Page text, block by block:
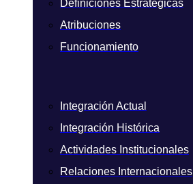
Definiciones Estratégicas
Atribuciones
Funcionamiento
Integración Actual
Integración Histórica
Actividades Institucionales
Relaciones Internacionales